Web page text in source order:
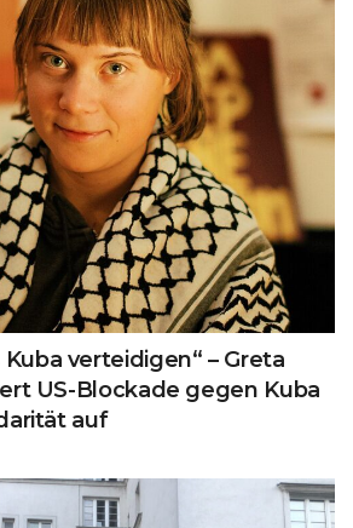
verteidigen“ – Greta
US-Blockade gegen Kuba
auf